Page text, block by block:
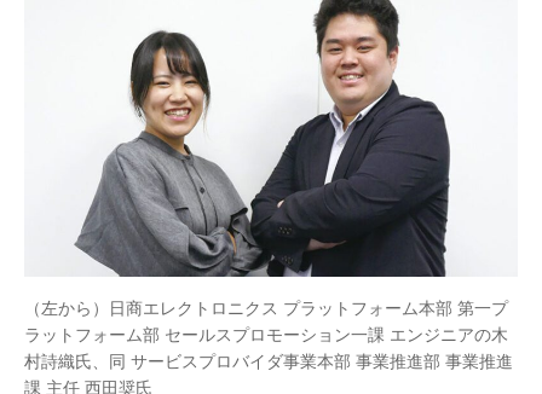
（左から）日商エレクトロニクス プラットフォーム本部 第一プ
ラットフォーム部 セールスプロモーション一課 エンジニアの木
村詩織氏、同 サービスプロバイダ事業本部 事業推進部 事業推進
課 主任 西田奨氏